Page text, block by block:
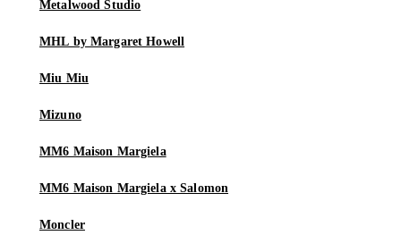
Metalwood Studio
MHL by Margaret Howell
Miu Miu
Mizuno
MM6 Maison Margiela
MM6 Maison Margiela x Salomon
Moncler